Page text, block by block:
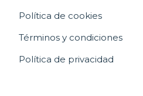
Política de cookies
Términos y condiciones
Política de privacidad